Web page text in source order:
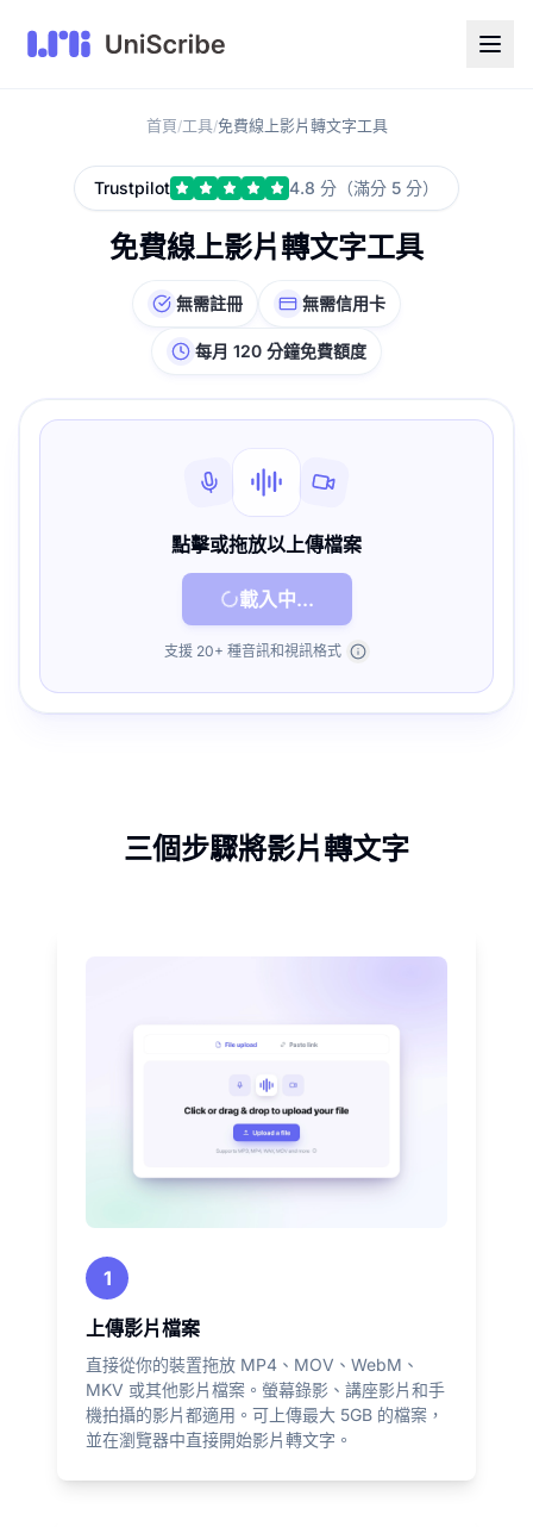
首頁/工具/免費線上影片轉文字工具
Trustpilot 4.8 分（滿分 5 分）
免費線上影片轉文字工具
無需註冊 無需信用卡
每月 120 分鐘免費額度
點擊或拖放以上傳檔案
載入中...
支援 20+ 種音訊和視訊格式
三個步驟將影片轉文字
1
上傳影片檔案
直接從你的裝置拖放 MP4、MOV、WebM、
MKV 或其他影片檔案。螢幕錄影、講座影片和手
機拍攝的影片都適用。可上傳最大 5GB 的檔案，
並在瀏覽器中直接開始影片轉文字。